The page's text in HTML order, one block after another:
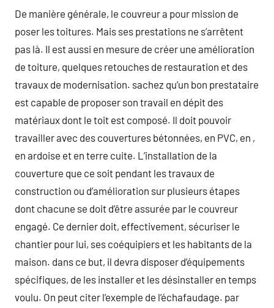
De manière générale, le couvreur a pour mission de
poser les toitures. Mais ses prestations ne s’arrêtent
pas là. Il est aussi en mesure de créer une amélioration
de toiture, quelques retouches de restauration et des
travaux de modernisation. sachez qu’un bon prestataire
est capable de proposer son travail en dépit des
matériaux dont le toit est composé. Il doit pouvoir
travailler avec des couvertures bétonnées, en PVC, en ,
en ardoise et en terre cuite. L’installation de la
couverture que ce soit pendant les travaux de
construction ou d’amélioration sur plusieurs étapes
dont chacune se doit d’être assurée par le couvreur
engagé. Ce dernier doit, effectivement, sécuriser le
chantier pour lui, ses coéquipiers et les habitants de la
maison. dans ce but, il devra disposer d’équipements
spécifiques, de les installer et les désinstaller en temps
voulu. On peut citer l’exemple de l’échafaudage. par